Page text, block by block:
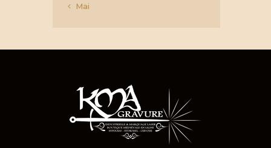
« Mai